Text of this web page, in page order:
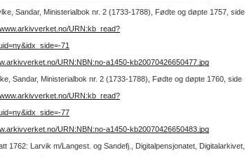
Sandar, Ministerialbok nr. 2 (1733-1788), Fødte og døpte 1757, side
URN:kb_read?
71
URN:NBN:no-a1450-kb20070426650477.jpg
Sandar, Ministerialbok nr. 2 (1733-1788), Fødte og døpte 1760, side
URN:kb_read?
77
URN:NBN:no-a1450-kb20070426650483.jpg
1762: Larvik m/Langest. og Sandefj., Digitalpensjonatet, Digitalarkivet,